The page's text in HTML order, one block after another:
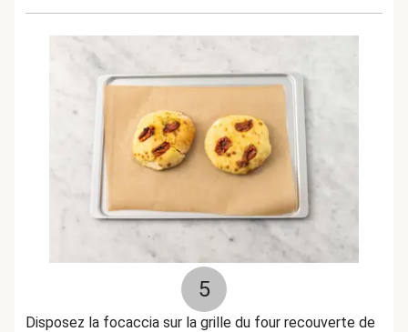
5
Disposez la focaccia sur la grille du four recouverte de